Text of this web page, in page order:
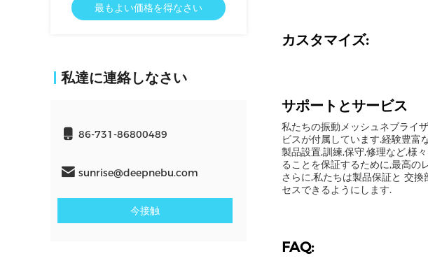
最もよい価格を得なさい
私達に連絡しなさい
86-731-86800489
sunrise@deepnebu.com
今接触
カスタマイズ:
サポートとサービス
私たちの振動メッシュネブライ
ビスが付属しています.経験豊富
製品設置,訓練,保守,修理など,様
ることを保証するために,最高の
さらに,私たちは製品保証と 交
セスできるようにします.
FAQ: